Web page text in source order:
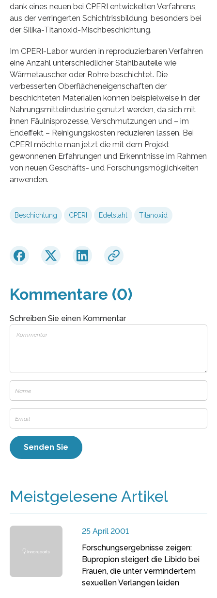
dank eines neuen bei CPERI entwickelten Verfahrens,
aus der verringerten Schichtrissbildung, besonders bei
der Silika-Titanoxid-Mischbeschichtung.
Im CPERI-Labor wurden in reproduzierbaren Verfahren
eine Anzahl unterschiedlicher Stahlbauteile wie
Wärmetauscher oder Rohre beschichtet. Die
verbesserten Oberflächeneigenschaften der
beschichteten Materialien können beispielweise in der
Nahrungsmittelindustrie genutzt werden, da sich mit
ihnen Fäulnisprozesse, Verschmutzungen und – im
Endeffekt – Reinigungskosten reduzieren lassen. Bei
CPERI möchte man jetzt die mit dem Projekt
gewonnenen Erfahrungen und Erkenntnisse im Rahmen
von neuen Geschäfts- und Forschungsmöglichkeiten
anwenden.
Beschichtung CPERI Edelstahl Titanoxid
Kommentare (0)
Schreiben Sie einen Kommentar
Meistgelesene Artikel
25 April 2001
Forschungsergebnisse zeigen:
Bupropion steigert die Libido bei
Frauen, die unter vermindertem
sexuellen Verlangen leiden